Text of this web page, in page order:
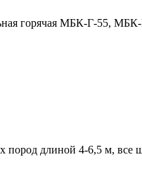
горячая МБК-Г-55,
пород длиной 4-6,5 м,